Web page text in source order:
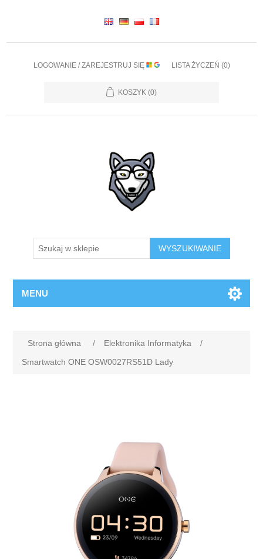
LOGOWANIE / ZAREJESTRUJ SIĘ LISTA ŻYCZEŃ (0)
KOSZYK (0)
WYSZUKIWANIE
MENU
Strona główna / Elektronika Informatyka
/
Smartwatch ONE OSW0027RS51D Lady